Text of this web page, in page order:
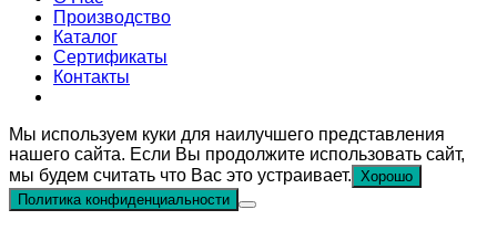
Производство
Каталог
Сертификаты
Контакты
Мы используем куки для наилучшего представления
нашего сайта. Если Вы продолжите использовать сайт,
мы будем считать что Вас это устраивает. Хорошо
Политика конфиденциальности